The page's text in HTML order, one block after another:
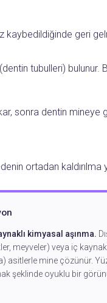
kaybedildiğinde geri
tubulleri) bulunur.
sonra dentin mineye
ortadan kaldırılma
kimyasal aşınma.
meyveler) veya iç
asitlerle mine çözünür.
şeklinde oyuklu bir